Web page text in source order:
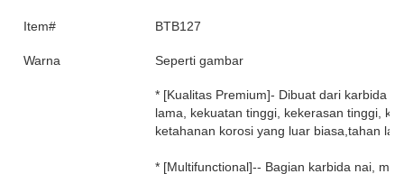
Item# BTB127
Warna Seperti gambar
* [Kualitas Premium]- Dibuat dari karbida
lama, kekuatan tinggi, kekerasan tinggi,
ketahanan korosi yang luar biasa,tahan
* [Multifunctional]-- Bagian karbida nai,